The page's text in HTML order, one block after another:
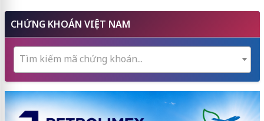
CHỨNG KHOÁN VIỆT NAM
Tìm kiếm mã chứng khoán...